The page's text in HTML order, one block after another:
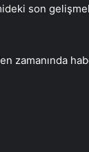
son
zamanında